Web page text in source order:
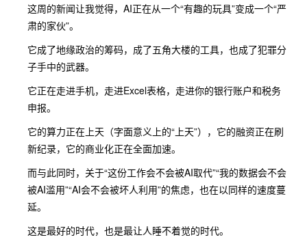
这周的新闻让我觉得，AI正在从一个“有趣的玩具”变成一个“严
肃的家伙”。
它成了地缘政治的筹码，成了五角大楼的工具，也成了犯罪分
子手中的武器。
它正在走进手机，走进Excel表格，走进你的银行账户和税务
申报。
它的算力正在上天（字面意义上的“上天”），它的融资正在刷
新纪录，它的商业化正在全面加速。
而与此同时，关于“这份工作会不会被AI取代”“我的数据会不会
被AI滥用”“AI会不会被坏人利用”的焦虑，也在以同样的速度蔓
延。
这是最好的时代，也是最让人睡不着觉的时代。